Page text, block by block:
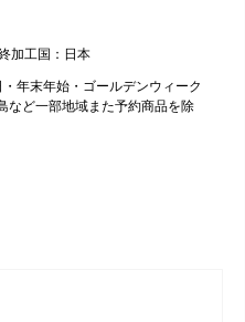
加工国：日本
年末年始・ゴールデンウィーク
など一部地域また予約商品を除